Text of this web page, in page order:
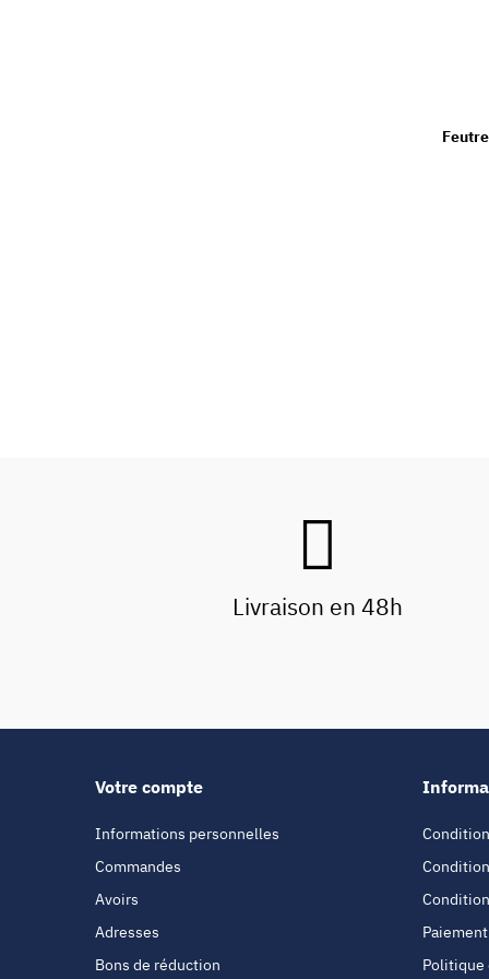
Livraison en 48h
Votre compte
Informations personnelles
Commandes
Avoirs
Adresses
Bons de réduction